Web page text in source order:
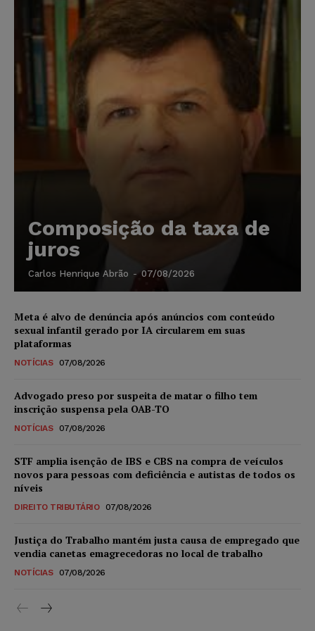
Composição da taxa de
juros
Carlos Henrique Abrão - 07/08/2026
Meta é alvo de denúncia após anúncios com conteúdo
sexual infantil gerado por IA circularem em suas
plataformas
NOTÍCIAS 07/08/2026
Advogado preso por suspeita de matar o filho tem
inscrição suspensa pela OAB-TO
NOTÍCIAS 07/08/2026
STF amplia isenção de IBS e CBS na compra de veículos
novos para pessoas com deficiência e autistas de todos os
níveis
DIREITO TRIBUTÁRIO 07/08/2026
Justiça do Trabalho mantém justa causa de empregado que
vendia canetas emagrecedoras no local de trabalho
NOTÍCIAS 07/08/2026